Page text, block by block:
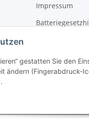
Impressum
Widerrufsbutton
gestatten Sie den
ändern (Fingerabdruck-
.